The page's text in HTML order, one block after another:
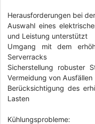
Herausforderungen bei
Auswahl eines
und Leistung unterstützt
Umgang mit dem
Serverracks
Sicherstellung robuster
Vermeidung von Ausfällen
Berücksichtigung des
Lasten
Kühlungsprobleme: